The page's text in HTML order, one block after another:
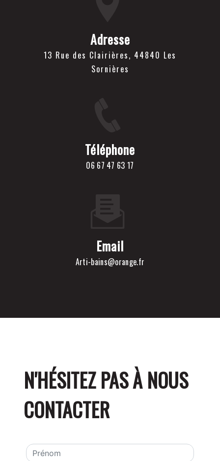
Adresse
13 Rue des Clairières, 44840 Les
Sornières
Téléphone
06 67 47 63 17
Email
arti-bains@orange.fr
N'HÉSITEZ PAS À NOUS
CONTACTER